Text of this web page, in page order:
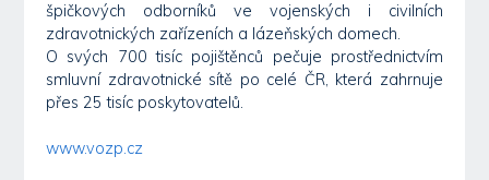
špičkových odborníků ve vojenských i civilních
zdravotnických zařízeních a lázeňských domech.
O svých 700 tisíc pojištěnců pečuje prostřednictvím
smluvní zdravotnické sítě po celé ČR, která zahrnuje
přes 25 tisíc poskytovatelů.
www.vozp.cz